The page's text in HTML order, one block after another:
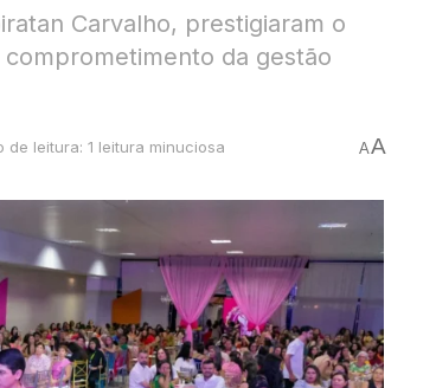
Carvalho, prestigiaram o
da gestão
de leitura: 1 leitura minuciosa AA